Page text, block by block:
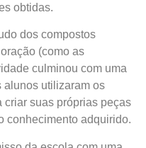
obtidas.
dos compostos
(como as
culminou com uma
alunos utilizaram os
criar suas próprias peças
conhecimento adquirido.